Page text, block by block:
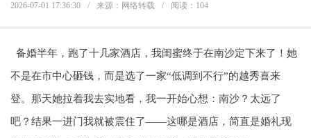
2026-07-01 17:36:30 / 来源：网络转载 / 阅读： 104
备婚半年，跑了十几家酒店，我闺蜜终于在南沙定下来了！她
不是在市中心砸钱，而是选了一家“低调到不行”的越秀喜来
登。那天她拉着我去实地看，我一开始心想：南沙？太远了
吧？结果一进门我就被震住了——这哪是酒店，简直是婚礼现